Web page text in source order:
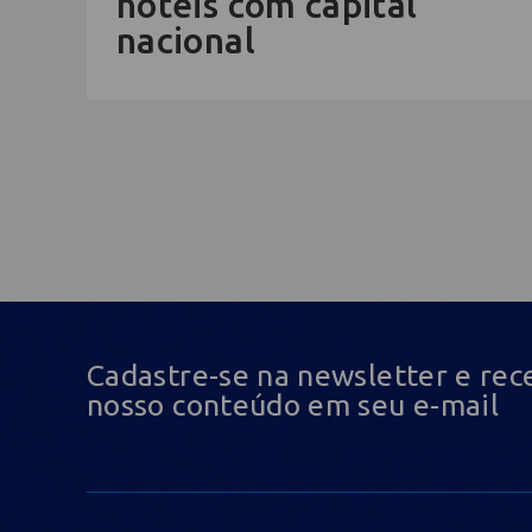
nacional
Cadastre-se na newsletter e
nosso conteúdo em seu e-mail